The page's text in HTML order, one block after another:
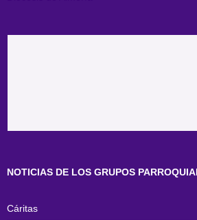
NOTICIAS DE LOS GRUPOS
Cáritas